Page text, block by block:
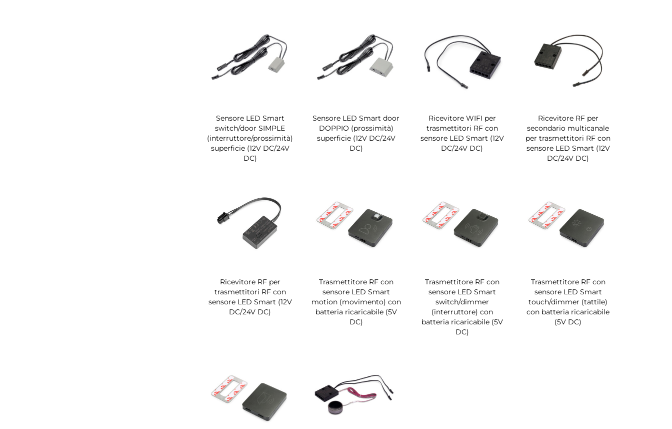
Sensore LED Smart
switch/door SIMPLE
(interruttore/prossimità)
superficie (12V DC/24V
DC)
Sensore LED Smart door
DOPPIO (prossimità)
superficie (12V DC/24V
DC)
Ricevitore WIFI per
trasmettitori RF con
sensore LED Smart (12V
DC/24V DC)
Ricevitore RF per
secondario multicanale
per trasmettitori RF con
sensore LED Smart (12V
DC/24V DC)
Ricevitore RF per
trasmettitori RF con
sensore LED Smart (12V
DC/24V DC)
Trasmettitore RF con
sensore LED Smart
motion (movimento) con
batteria ricaricabile (5V
DC)
Trasmettitore RF con
sensore LED Smart
switch/dimmer
(interruttore) con
batteria ricaricabile (5V
DC)
Trasmettitore RF con
sensore LED Smart
touch/dimmer (tattile)
con batteria ricaricabile
(5V DC)